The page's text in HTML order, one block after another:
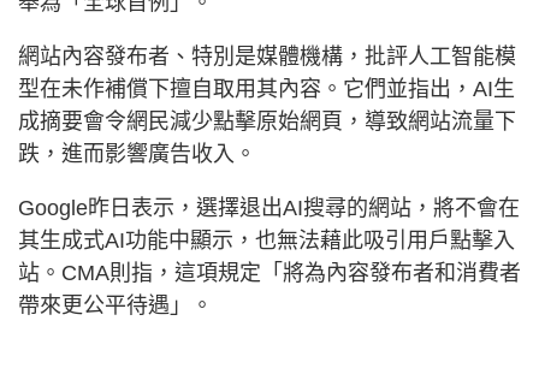
網站內容發布者、特別是媒體機構，批評人工智能模
型在未作補償下擅自取用其內容。它們並指出，AI生
成摘要會令網民減少點擊原始網頁，導致網站流量下
跌，進而影響廣告收入。
Google昨日表示，選擇退出AI搜尋的網站，將不會在
其生成式AI功能中顯示，也無法藉此吸引用戶點擊入
站。CMA則指，這項規定「將為內容發布者和消費者
帶來更公平待遇」。